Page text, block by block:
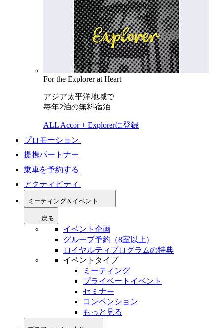
For the Explorer at Heart
アジア太平洋地域で
毎年2泊の無料宿泊
ALL Accor + Explorerに登録
プロモーション
提携パートナー
乗車を予約する
アクティビティ
ミーティング＆イベント
戻る
イベント企画
グループ予約（8室以上）
ロイヤルティプログラムの特典
イベントタイプ
ミーティング
プライベートイベント
セミナー
コンベンション
もっと見る